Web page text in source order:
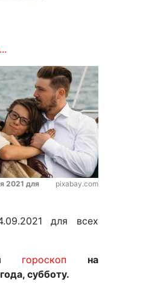
2021 для
pixabay.com
для всех
гороскоп на
субботу.